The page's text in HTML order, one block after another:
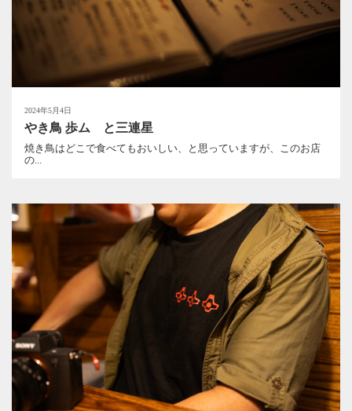
2024年5月4日
やき鳥 歩ム と三連星
焼き鳥はどこで食べてもおいしい、と思っていますが、このお店
の...